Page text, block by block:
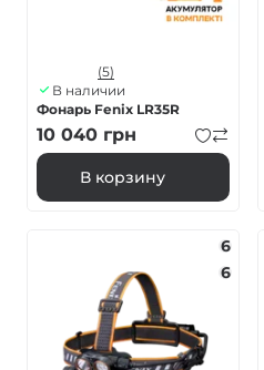
(5)
В наличии
Фонарь Fenix LR35R
10 040 грн
В корзину
6
6